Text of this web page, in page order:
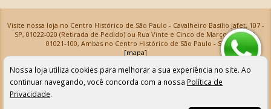
Visite nossa loja no Centro Histórico de São Paulo - Cavalheiro Basílio Jafet, 107 -
SP, 01022-020 (Retirada de Pedido) ou Rua Vinte e Cinco de Março, 576 - SP,
01021-100, Ambas no Centro Histórico de São Paulo - SP
[mapa]
Armarinhos Santa Cecília Ltda | CNPJ: 61.069.639/0001-18
Os preços e as condições de pagamento apresentadas na loja virtual não valem para nossa loja física e
podem sofrer alterações sem aviso prévio. Vendas com cartão de crédito sujeitas a análise e
confirmação de dados.
Nossa loja utiliza cookies para melhorar a sua experiência no site. Ao
continuar navegando, você concorda com a nossa Política de
Privacidade.